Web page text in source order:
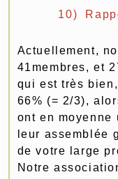
10)
Actuellement,
41membres, et
qui est très
66% (= 2/3),
ont en moyenne
leur assemblée
de votre large
Notre